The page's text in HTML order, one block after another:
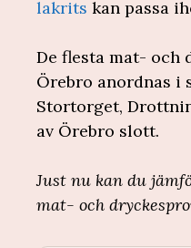
lakrits kan passa
De flesta mat- och
Örebro anordnas i
Stortorget,
av Örebro slott.
Just nu kan du
mat- och